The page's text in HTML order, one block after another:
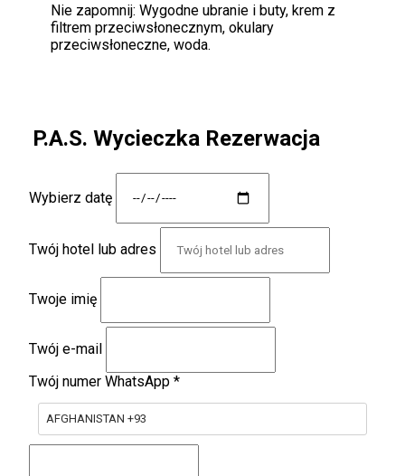
Nie zapomnij: Wygodne ubranie i buty, krem ​​z
filtrem przeciwsłonecznym, okulary
przeciwsłoneczne, woda.
P.A.S. Wycieczka Rezerwacja
Wybierz datę
Twój hotel lub adres
Twoje imię
Twój e-mail
Twój numer WhatsApp *
AFGHANISTAN +93